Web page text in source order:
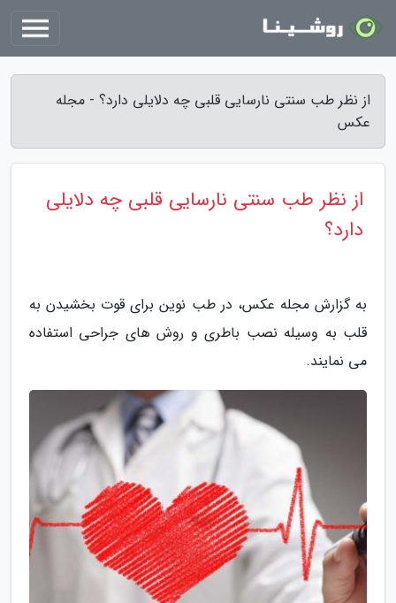
از نظر طب سنتی نارسایی قلبی چه دلایلی دارد؟ - مجله
عکس
از نظر طب سنتی نارسایی قلبی چه دلایلی
دارد؟
به گزارش مجله عکس، در طب نوین برای قوت بخشیدن به
قلب به وسیله نصب باطری و روش های جراحی استفاده
می نمایند.